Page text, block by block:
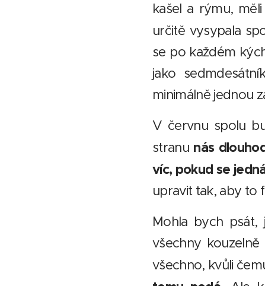
kašel a rýmu,
určitě vysypala
se po každém
jako
minimálně jednou
V červnu spolu
stranu nás
víc, pokud se
upravit tak, aby to
Mohla bych
všechny
všechno, kvůli